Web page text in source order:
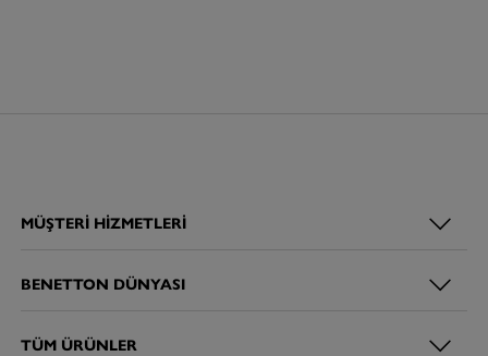
MÜŞTERI HIZMETLERI
BENETTON DÜNYASI
TÜM ÜRÜNLER